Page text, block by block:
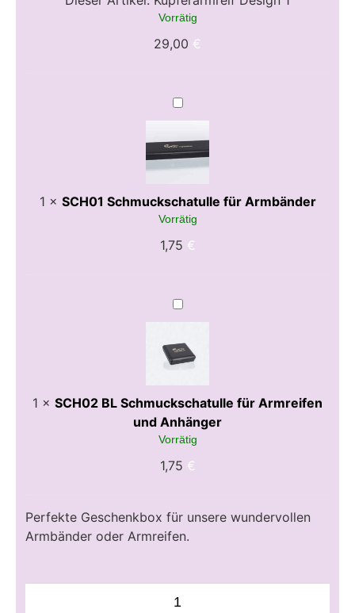
Vorrätig
29,00 €
SCH01
Schmuckschatulle
für
Armbänder
1 × SCH01 Schmuckschatulle für Armbänder
Vorrätig
1,75 €
SCH02
BL
Schmuckschatulle
für
Armreifen
und
1 × SCH02 BL Schmuckschatulle für Armreifen
und Anhänger
Vorrätig
1,75 €
Perfekte Geschenkbox für unsere wundervollen
Armbänder oder Armreifen.